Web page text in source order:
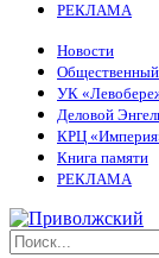
РЕКЛАМА
Новости
Общественный
УК
Деловой
КРЦ
Книга памяти
РЕКЛАМА